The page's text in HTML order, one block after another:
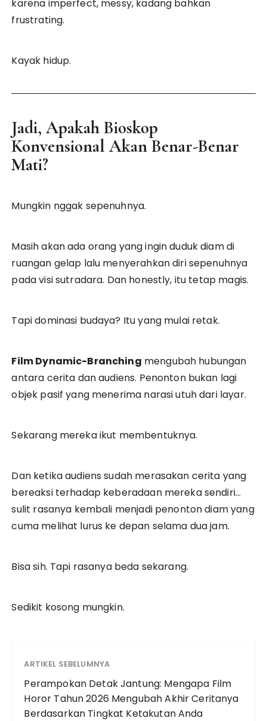
karena imperfect, messy, kadang bahkan
frustrating.
Kayak hidup.
Jadi, Apakah Bioskop
Konvensional Akan Benar-Benar
Mati?
Mungkin nggak sepenuhnya.
Masih akan ada orang yang ingin duduk diam di
ruangan gelap lalu menyerahkan diri sepenuhnya
pada visi sutradara. Dan honestly, itu tetap magis.
Tapi dominasi budaya? Itu yang mulai retak.
Film Dynamic-Branching mengubah hubungan
antara cerita dan audiens. Penonton bukan lagi
objek pasif yang menerima narasi utuh dari layar.
Sekarang mereka ikut membentuknya.
Dan ketika audiens sudah merasakan cerita yang
bereaksi terhadap keberadaan mereka sendiri…
sulit rasanya kembali menjadi penonton diam yang
cuma melihat lurus ke depan selama dua jam.
Bisa sih. Tapi rasanya beda sekarang.
Sedikit kosong mungkin.
ARTIKEL SEBELUMNYA
Perampokan Detak Jantung: Mengapa Film
Horor Tahun 2026 Mengubah Akhir Ceritanya
Berdasarkan Tingkat Ketakutan Anda